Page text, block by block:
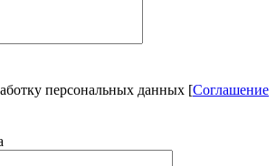
персональных данных [Соглашение